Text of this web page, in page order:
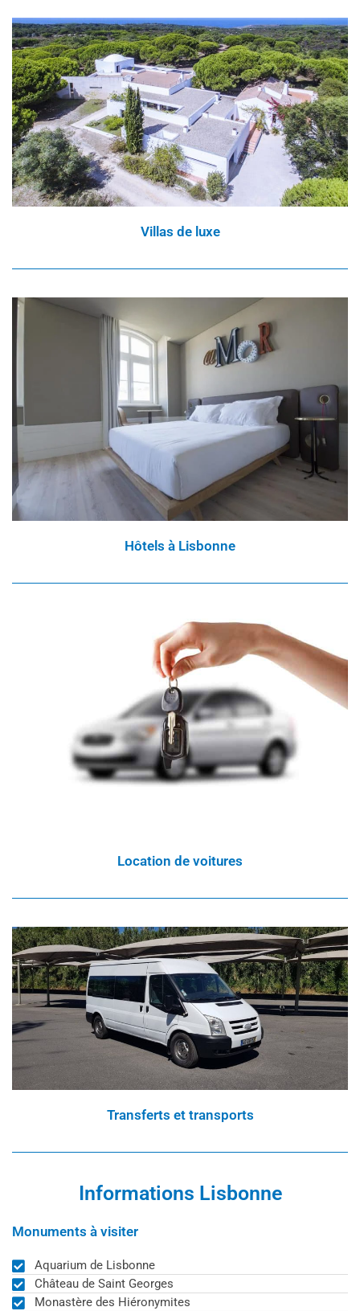
Villas de luxe
Hôtels à Lisbonne
Location de voitures
Transferts et transports
Informations Lisbonne
Monuments à visiter
Aquarium de Lisbonne
Château de Saint Georges
Monastère des Hiéronymites